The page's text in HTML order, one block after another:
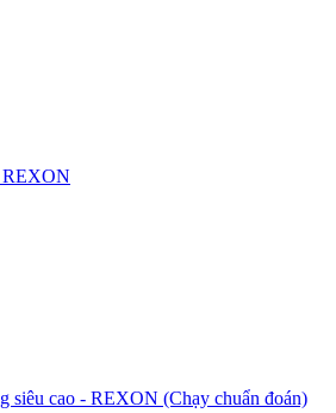
REXON
siêu cao - REXON (Chạy chuẩn đoán)